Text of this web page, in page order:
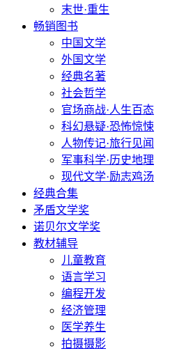
末世·重生
畅销图书
中国文学
外国文学
经典名著
社会哲学
官场商战·人生百态
科幻悬疑·恐怖惊悚
人物传记·旅行见闻
军事科学·历史地理
现代文学·励志鸡汤
经典合集
矛盾文学奖
诺贝尔文学奖
教材辅导
儿童教育
语言学习
编程开发
经济管理
医学养生
拍摄摄影